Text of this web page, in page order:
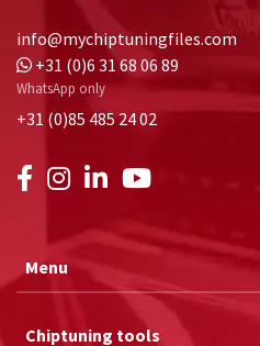
info@mychiptuningfiles.com
+31 (0)6 31 68 06 89
WhatsApp only
+31 (0)85 485 24 02
Menu
Chiptuning tools